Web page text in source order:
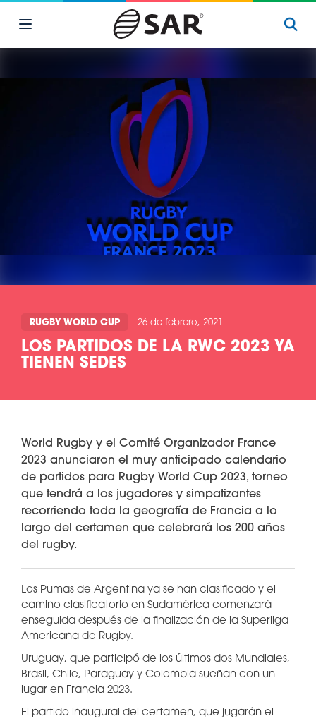
RUGBY WORLD CUP 26 de febrero, 2021
LOS PARTIDOS DE LA RWC 2023 YA
TIENEN SEDES
World Rugby y el Comité Organizador France
2023 anunciaron el muy anticipado calendario
de partidos para Rugby World Cup 2023, torneo
que tendrá a los jugadores y simpatizantes
recorriendo toda la geografía de Francia a lo
largo del certamen que celebrará los 200 años
del rugby.
Los Pumas de Argentina ya se han clasificado y el
camino clasificatorio en Sudamérica comenzará
enseguida después de la finalización de la Superliga
Americana de Rugby.
Uruguay, que participó de los últimos dos Mundiales,
Brasil, Chile, Paraguay y Colombia sueñan con un
lugar en Francia 2023.
El partido inaugural del certamen, que jugarán el